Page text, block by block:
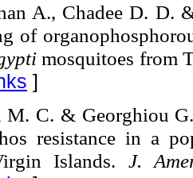
A., Chadee D. D.
of
mosquitoes from
]
C. & Georghiou
resistance in a
Islands. J.